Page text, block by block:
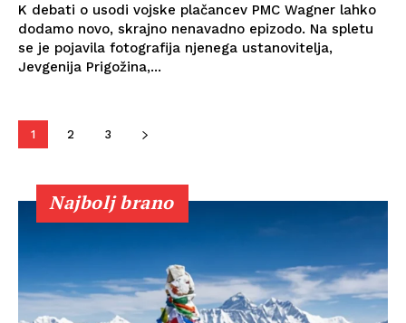
K debati o usodi vojske plačancev PMC Wagner lahko
dodamo novo, skrajno nenavadno epizodo. Na spletu
se je pojavila fotografija njenega ustanovitelja,
Jevgenija Prigožina,...
1 2 3
Najbolj brano